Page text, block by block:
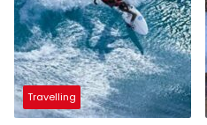
Travelling